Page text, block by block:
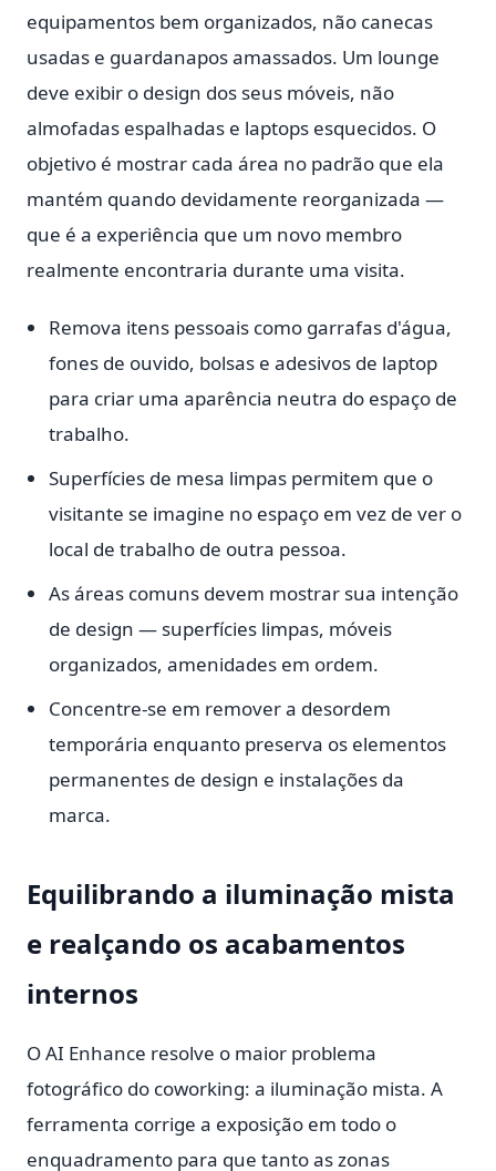
equipamentos bem organizados, não canecas
usadas e guardanapos amassados. Um lounge
deve exibir o design dos seus móveis, não
almofadas espalhadas e laptops esquecidos. O
objetivo é mostrar cada área no padrão que ela
mantém quando devidamente reorganizada —
que é a experiência que um novo membro
realmente encontraria durante uma visita.
Remova itens pessoais como garrafas d'água,
fones de ouvido, bolsas e adesivos de laptop
para criar uma aparência neutra do espaço de
trabalho.
Superfícies de mesa limpas permitem que o
visitante se imagine no espaço em vez de ver o
local de trabalho de outra pessoa.
As áreas comuns devem mostrar sua intenção
de design — superfícies limpas, móveis
organizados, amenidades em ordem.
Concentre-se em remover a desordem
temporária enquanto preserva os elementos
permanentes de design e instalações da
marca.
Equilibrando a iluminação mista
e realçando os acabamentos
internos
O AI Enhance resolve o maior problema
fotográfico do coworking: a iluminação mista. A
ferramenta corrige a exposição em todo o
enquadramento para que tanto as zonas